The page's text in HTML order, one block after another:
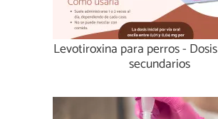
Levotiroxina para perros -
secundarios